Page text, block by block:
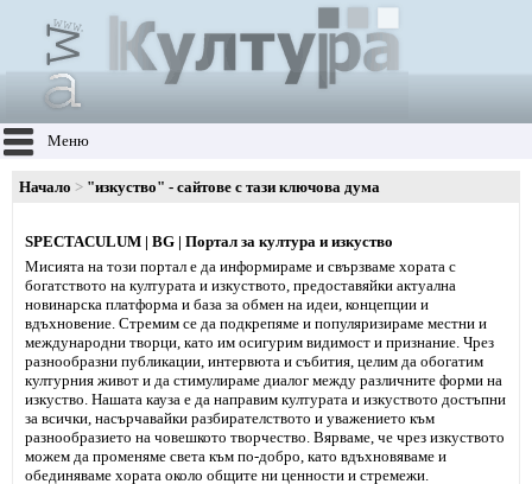
Меню
Начало "изкуство" - сайтове с тази ключова дума
SPECTACULUM | BG | Портал за култура и изкуство
Мисията на този портал е да информираме и свързваме хората с
богатството на културата и изкуството, предоставяйки актуална
новинарска платформа и база за обмен на идеи, концепции и
вдъхновение. Стремим се да подкрепяме и популяризираме местни и
международни творци, като им осигурим видимост и признание. Чрез
разнообразни публикации, интервюта и събития, целим да обогатим
културния живот и да стимулираме диалог между различните форми на
изкуство. Нашата кауза е да направим културата и изкуството достъпни
за всички, насърчавайки разбирателството и уважението към
разнообразието на човешкото творчество. Вярваме, че чрез изкуството
можем да променяме света към по-добро, като вдъхновяваме и
обединяваме хората около общите ни ценности и стремежи.